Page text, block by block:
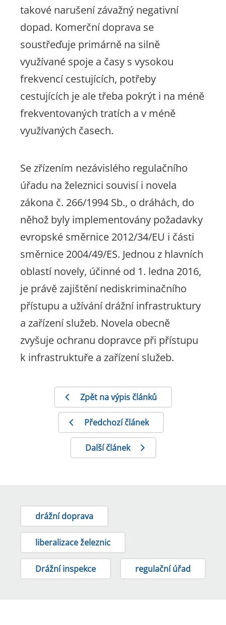
takové narušení závažný negativní
dopad. Komerční doprava se
soustřeďuje primárně na silně
využívané spoje a časy s vysokou
frekvencí cestujících, potřeby
cestujících je ale třeba pokrýt i na méně
frekventovaných tratích a v méně
využívaných časech.
Se zřízením nezávislého regulačního
úřadu na železnici souvisí i novela
zákona č. 266/1994 Sb., o dráhách, do
něhož byly implementovány požadavky
evropské směrnice 2012/34/EU i části
směrnice 2004/49/ES. Jednou z hlavních
oblastí novely, účinné od 1. ledna 2016,
je právě zajištění nediskriminačního
přístupu a užívání drážní infrastruktury
a zařízení služeb. Novela obecně
zvyšuje ochranu dopravce při přístupu
k infrastruktuře a zařízení služeb.
Zpět na výpis článků
Předchozí článek
Další článek
drážní doprava
liberalizace železnic
Drážní inspekce regulační úřad